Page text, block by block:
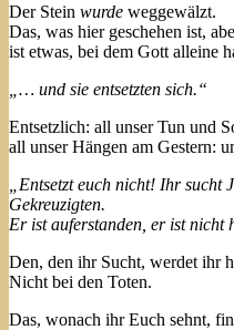
Der Stein wurde weggewälzt.
Das, was hier geschehen ist,
ist etwas, bei dem Gott alleine
„… und sie entsetzten sich.“
Entsetzlich: all unser Tun und
all unser Hängen am Gestern:
„Entsetzt euch nicht! Ihr sucht
Gekreuzigten.
Er ist auferstanden, er ist nicht
Den, den ihr Sucht, werdet ihr
Nicht bei den Toten.
Das, wonach ihr Euch sehnt,